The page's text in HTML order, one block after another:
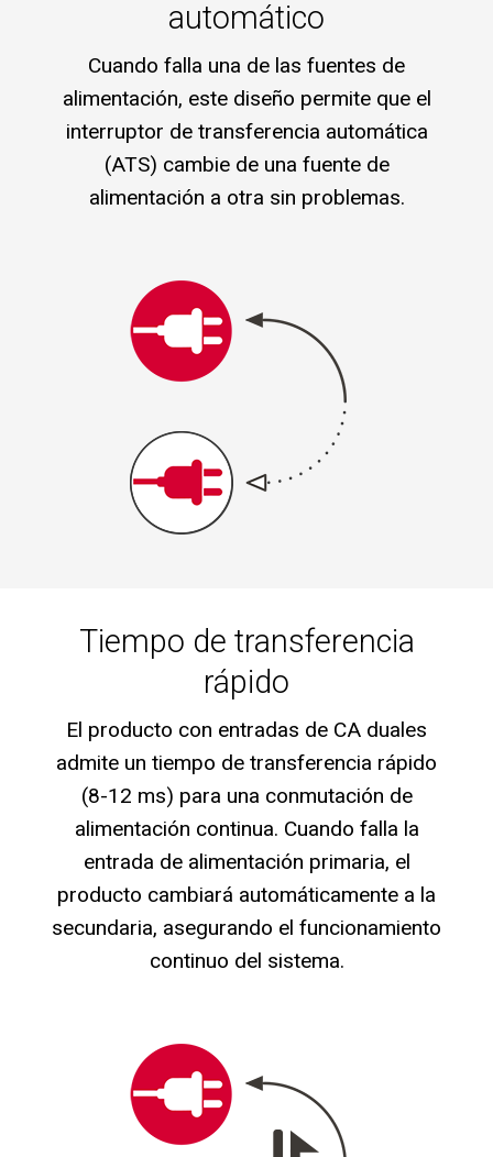
automático
Cuando falla una de las fuentes de
alimentación, este diseño permite que el
interruptor de transferencia automática
(ATS) cambie de una fuente de
alimentación a otra sin problemas.
Tiempo de transferencia
rápido
El producto con entradas de CA duales
admite un tiempo de transferencia rápido
(8-12 ms) para una conmutación de
alimentación continua. Cuando falla la
entrada de alimentación primaria, el
producto cambiará automáticamente a la
secundaria, asegurando el funcionamiento
continuo del sistema.